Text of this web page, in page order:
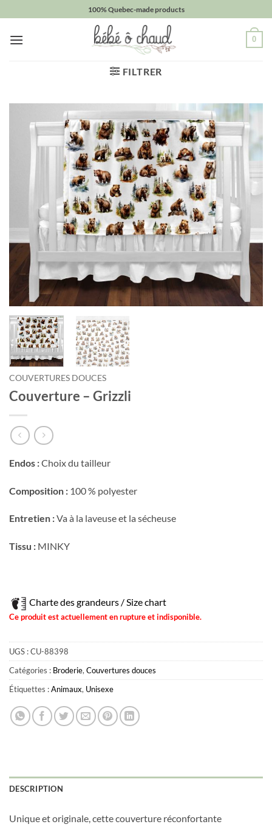
au
contenu
100% Quebec-made products
0
FILTRER
COUVERTURES DOUCES
Couverture – Grizzli
Endos :Choix du tailleur
Composition : 100 % polyester
Entretien :Va à la laveuse et la sécheuse
Tissu : MINKY
Charte des grandeurs / Size chart
Ce produit est actuellement en rupture et indisponible.
UGS :CU-88398
Catégories : Broderie,Couvertures douces
Étiquettes :Animaux, Unisexe
DESCRIPTION
Unique et originale, cette couverture réconfortante